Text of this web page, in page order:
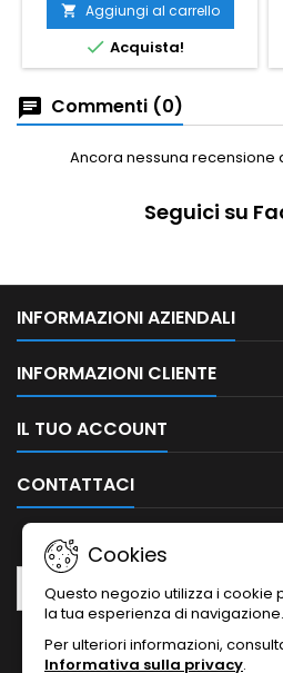
 Aggiungi al carrello
 Acquista!
Commenti (0)
Ancora nessuna recensione
Seguici su
INFORMAZIONI AZIENDALI
INFORMAZIONI CLIENTE
IL TUO ACCOUNT
CONTATTACI
Cookies
Questo negozio utilizza i cookie
la tua esperienza di navigazione.
Per ulteriori informazioni,
Informativa sulla privacy.